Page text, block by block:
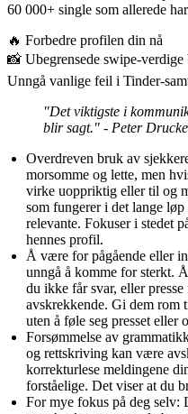
60 000+ single som allerede
🔥 Forbedre profilen din nå
📸 Ubegrensede swipe-verdige
Unngå vanlige feil i Tinder-
"Det viktigste i
blir sagt." - Peter
Overdreven bruk av
morsomme og lette, men
virke uoppriktig eller til og
som fungerer i det lange
relevante. Fokuser i stedet
hennes profil.
Å være for pågående eller
unngå å komme for sterkt.
du ikke får svar, eller
avskrekkende. Gi dem rom
uten å føle seg presset eller
Forsømmelse av
og rettskriving kan være
korrekturlese meldingene
forståelige. Det viser at du
For mye fokus på deg selv: